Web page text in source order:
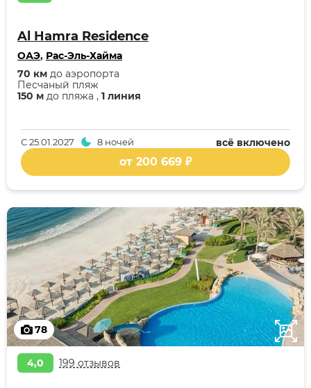
Al Hamra Residence
ОАЭ, Рас-Эль-Хайма
150 м до пляжа , 1 линия
Песчаный пляж
70 км до аэропорта
всё включено
С25.01.2027 8 ночей
от 200 669 ₽
78
4,0 199 отзывов